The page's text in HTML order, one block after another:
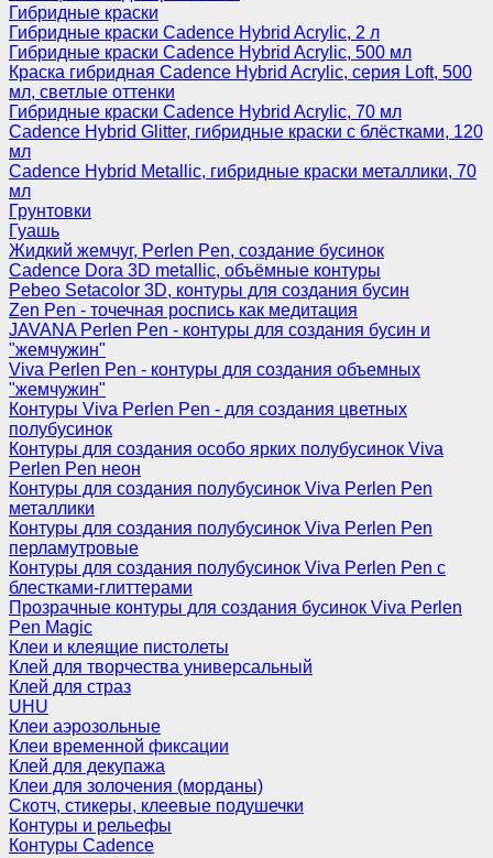
Гибридные краски
Гибридные краски Cadence Hybrid Acrylic, 2 л
Гибридные краски Cadence Hybrid Acrylic, 500 мл
Краска гибридная Cadence Hybrid Acrylic, серия Loft, 500
мл, светлые оттенки
Гибридные краски Cadence Hybrid Acrylic, 70 мл
Cadence Hybrid Glitter, гибридные краски с блёстками, 120
мл
Cadence Hybrid Metallic, гибридные краски металлики, 70
мл
Грунтовки
Гуашь
Жидкий жемчуг, Perlen Pen, создание бусинок
Cadence Dora 3D metallic, объёмные контуры
Pebeo Setacolor 3D, контуры для создания бусин
Zen Pen - точечная роспись как медитация
JAVANA Perlen Pen - контуры для создания бусин и
"жемчужин"
Viva Perlen Pen - контуры для создания объемных
"жемчужин"
Контуры Viva Perlen Pen - для создания цветных
полубусинок
Контуры для создания особо ярких полубусинок Viva
Perlen Pen неон
Контуры для создания полубусинок Viva Perlen Pen
металлики
Контуры для создания полубусинок Viva Perlen Pen
перламутровые
Контуры для создания полубусинок Viva Perlen Pen с
блестками-глиттерами
Прозрачные контуры для создания бусинок Viva Perlen
Pen Magic
Клеи и клеящие пистолеты
Клей для творчества универсальный
Клей для страз
UHU
Клеи аэрозольные
Клеи временной фиксации
Клей для декупажа
Клеи для золочения (морданы)
Скотч, стикеры, клеевые подушечки
Контуры и рельефы
Контуры Cadence